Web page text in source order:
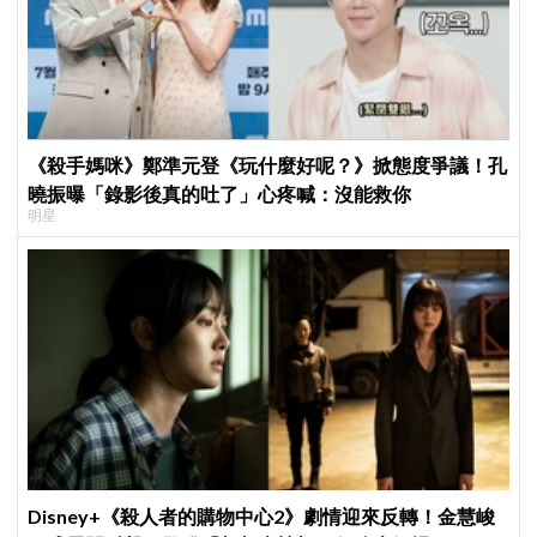
《殺手媽咪》鄭準元登《玩什麼好呢？》掀態度爭議！孔
曉振曝「錄影後真的吐了」心疼喊：沒能救你
明星
Disney+《殺人者的購物中心2》劇情迎來反轉！金慧峻